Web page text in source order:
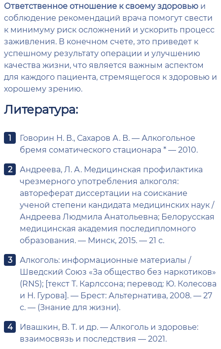
Ответственное отношение к своему здоровью и
соблюдение рекомендаций врача помогут свести
к минимуму риск осложнений и ускорить процесс
заживления. В конечном счете, это приведет к
успешному результату операции и улучшению
качества жизни, что является важным аспектом
для каждого пациента, стремящегося к здоровью и
хорошему зрению.
Литература:
Говорин Н. В., Сахаров А. В. — Алкогольное
бремя соматического стационара * — 2010.
Андреева, Л. А. Медицинская профилактика
чрезмерного употребления алкоголя:
автореферат диссертации на соискание
ученой степени кандидата медицинских наук /
Андреева Людмила Анатольевна; Белорусская
медицинская академия последипломного
образования. — Минск, 2015. — 21 с.
Алкоголь: информационные материалы /
Шведский Союз «За общество без наркотиков»
(RNS); [текст Т. Карлссона; перевод: Ю. Колесова
и Н. Гурова]. — Брест: Альтернатива, 2008. — 27
с. — (Знание для жизни).
Ивашкин, В. Т. и др. — Алкоголь и здоровье:
взаимосвязь и последствия — 2021.